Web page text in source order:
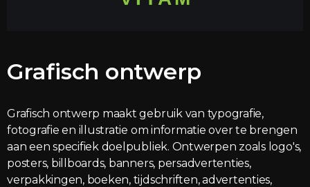
Grafisch ontwerp
Grafisch ontwerp maakt gebruik van typografie,
fotografie en illustratie om informatie over te brengen
aan een specifiek doelpubliek. Ontwerpen zoals logo's,
posters, billboards, banners, persadvertenties,
verpakkingen, boeken, tijdschriften, advertenties,